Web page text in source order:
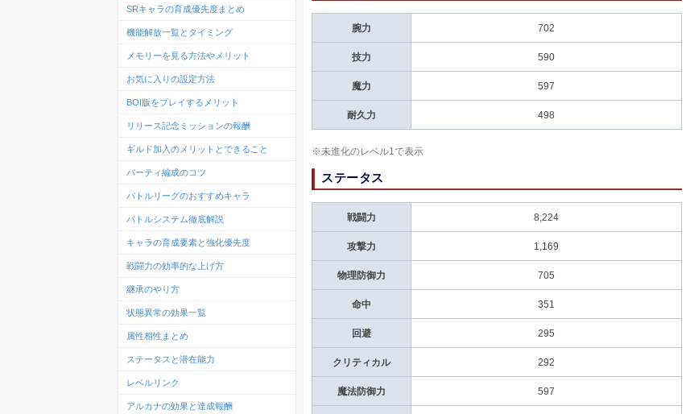
腕力 702
技力 590
魔力 597
耐久力 498
※未進化のレベル1で表示
ステータス
戦闘力 8,224
攻撃力 1,169
物理防御力 705
命中 351
回避 295
クリティカル 292
魔法防御力 597
SRキャラの育成優先度まとめ
機能解放一覧とタイミング
メモリーを見る方法やメリット
お気に入りの設定方法
BOI版をプレイするメリット
リリース記念ミッションの報酬
ギルド加入のメリットとできること
パーティ編成のコツ
バトルリーグのおすすめキャラ
バトルシステム徹底解説
キャラの育成要素と強化優先度
戦闘力の効率的な上げ方
継承のやり方
状態異常の効果一覧
属性相性まとめ
ステータスと潜在能力
レベルリンク
アルカナの効果と達成報酬